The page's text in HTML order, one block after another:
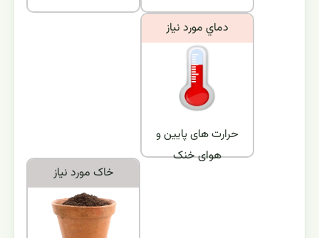
دماي مورد نياز
حرارت های پایین و
هوای خنک
خاک مورد نياز